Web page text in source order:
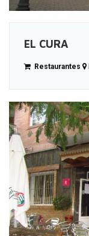
EL CURA
Restaurantes